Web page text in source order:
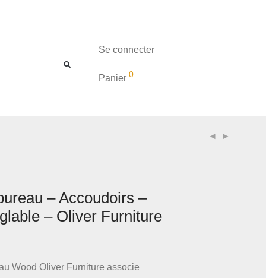
Se connecter
Panier 0
– Accoudoirs –
– Oliver Furniture
Wood Oliver Furniture associe